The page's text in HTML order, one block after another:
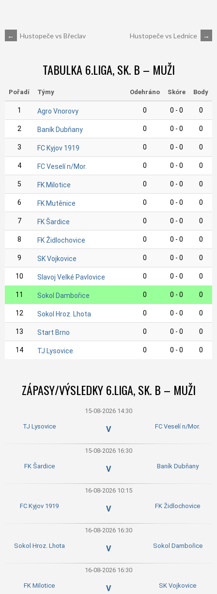
POST
NAVIGATION
← Hustopeče vs Břeclav Hustopeče vs Lednice →
TABULKA 6.LIGA, SK. B – MUŽI
Pořadí Týmy Odehráno Skóre Body
1 Agro Vnorovy 0 0 - 0 0
2 Baník Dubňany 0 0 - 0 0
3 FC Kyjov 1919 0 0 - 0 0
4 FC Veselí n/Mor. 0 0 - 0 0
5 FK Milotice 0 0 - 0 0
6 FK Mutěnice 0 0 - 0 0
7 FK Šardice 0 0 - 0 0
8 FK Židlochovice 0 0 - 0 0
9 SK Vojkovice 0 0 - 0 0
10 Slavoj Velké Pavlovice 0 0 - 0 0
11 Sokol Dambořice 0 0 - 0 0
12 Sokol Hroz. Lhota 0 0 - 0 0
13 Start Brno 0 0 - 0 0
14 TJ Lysovice 0 0 - 0 0
ZÁPASY/VÝSLEDKY 6.LIGA, SK. B – MUŽI
15-08-2026 14:30
TJ Lysovice V FC Veselí n/Mor.
15-08-2026 16:30
FK Šardice V Baník Dubňany
16-08-2026 10:15
FC Kyjov 1919 V FK Židlochovice
16-08-2026 16:30
Sokol Hroz. Lhota V Sokol Dambořice
16-08-2026 16:30
FK Milotice V SK Vojkovice